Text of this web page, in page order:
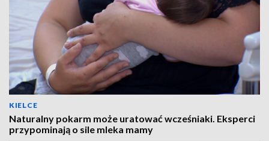
KIELCE
Naturalny pokarm może uratować wcześniaki. Eksperci
przypominają o sile mleka mamy